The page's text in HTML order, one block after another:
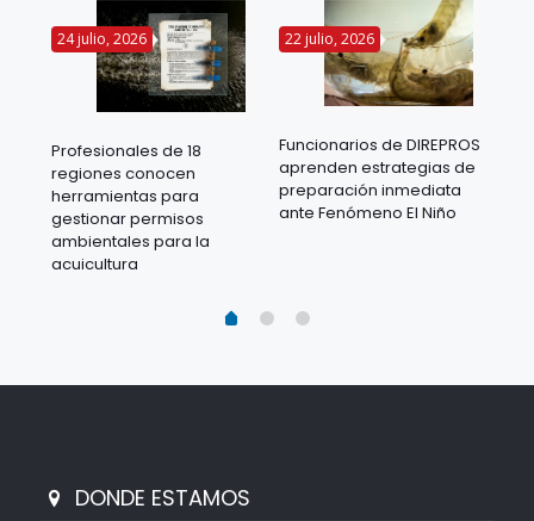
24 julio, 2026
Profesionales de 18
regiones conocen
herramientas para
gestionar permisos
ambientales para la
acuicultura
22 julio, 2026
Funcionarios de DIREPROS
aprenden estrategias de
preparación inmediata
ante Fenómeno El Niño
DONDE ESTAMOS